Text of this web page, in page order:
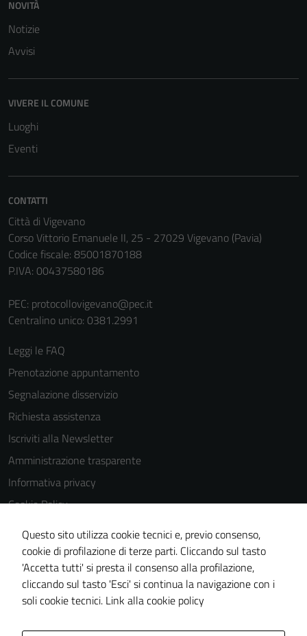
NOVITÀ
Notizie
Avvisi
VIVERE IL COMUNE
Luoghi
Eventi
CONTATTI
Città di Vigevano
Corso Vittorio Emanuele II, 25 - 27029 Vigevano (Pavia)
Codice fiscale: 85001870188
P.IVA: 00437580186
PEC: protocollovigevano@pec.it
Centralino unico: 0381.2991
Leggi le FAQ
Prenotazione appuntamento
Segnalazione disservizio
Richiesta assistenza
Iscriviti alla Newsletter
Amministrazione trasparente
Informativa privacy
Cookie Policy
Media policy
Note legali
Dichiarazione di accessibilità
Piano di miglioramento del sito
Questo sito utilizza cookie tecnici e, previo consenso,
cookie di profilazione di terze parti. Cliccando sul tasto
'Accetta tutti' si presta il consenso alla profilazione,
cliccando sul tasto 'Esci' si continua la navigazione con i
soli cookie tecnici. Link alla cookie policy